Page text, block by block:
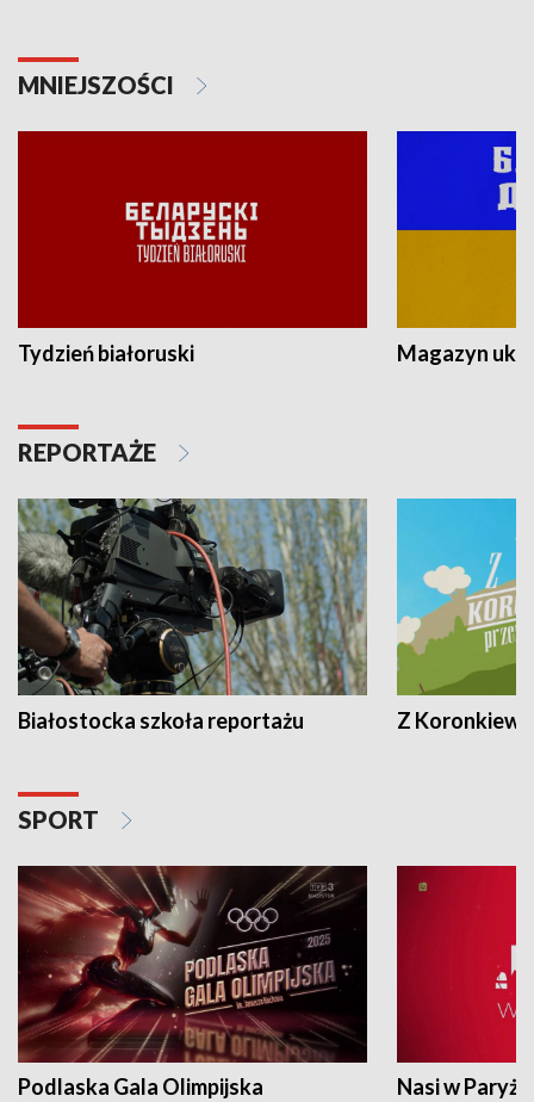
MNIEJSZOŚCI
Tydzień białoruski Magazyn
REPORTAŻE
Białostocka szkoła reportażu Z
SPORT
Podlaska Gala Olimpijska Nasi w Paryżu